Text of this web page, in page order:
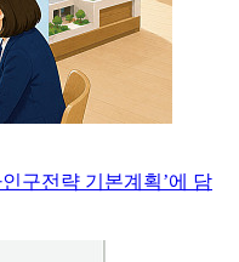
구전략 기본계획’에 담